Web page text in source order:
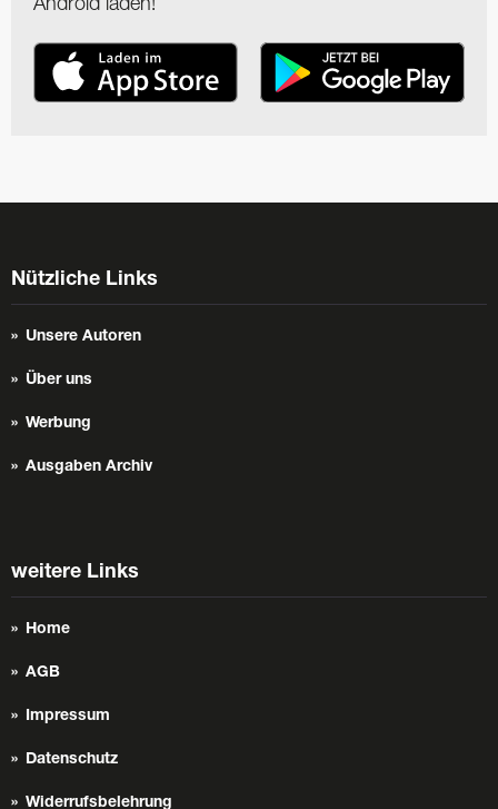
Android laden!
Nützliche Links
Unsere Autoren
Über uns
Werbung
Ausgaben Archiv
weitere Links
Home
AGB
Impressum
Datenschutz
Widerrufsbelehrung